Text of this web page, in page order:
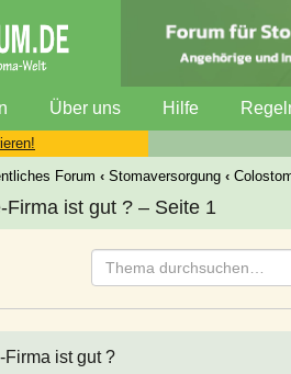
Über uns Hilfe
Forum ‹ Stomaversorgung ‹
ist gut ? – Seite 1
ist gut ?